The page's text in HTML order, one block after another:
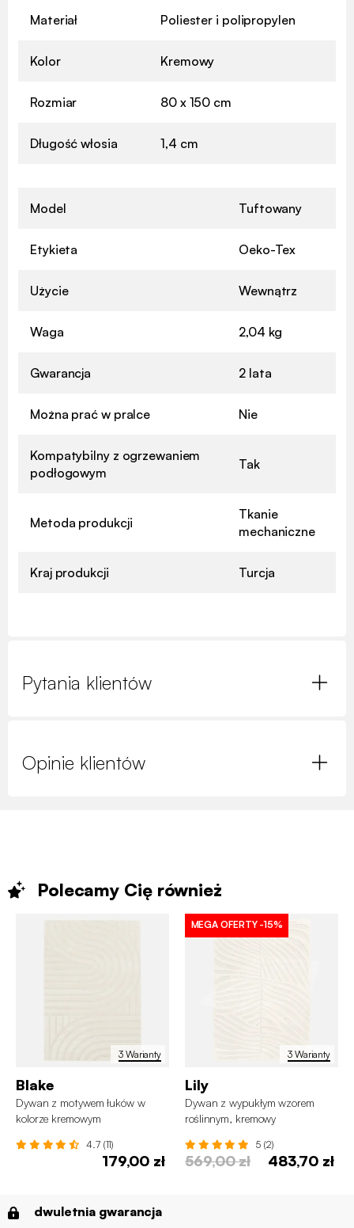
Materiał Poliester i polipropylen
Kolor Kremowy
Rozmiar 80 x 150 cm
Długość włosia 1,4 cm
Model Tuftowany
Etykieta Oeko-Tex
Użycie Wewnątrz
Waga 2,04 kg
Gwarancja 2 lata
Można prać w pralce Nie
Kompatybilny z ogrzewaniem
podłogowym
Tak
Metoda produkcji
Tkanie
mechaniczne
Kraj produkcji Turcja
Pytania klientów
Opinie klientów
Polecamy Cię również
3 Warianty
Blake
Dywan z motywem łuków w
kolorze kremowym
4.7 (11)
179,00 zł
3 Warianty
MEGA OFERTY -15%
Lily
Dywan z wypukłym wzorem
roślinnym, kremowy
5 (2)
569,00 zł 483,70 zł
dwuletnia gwarancja